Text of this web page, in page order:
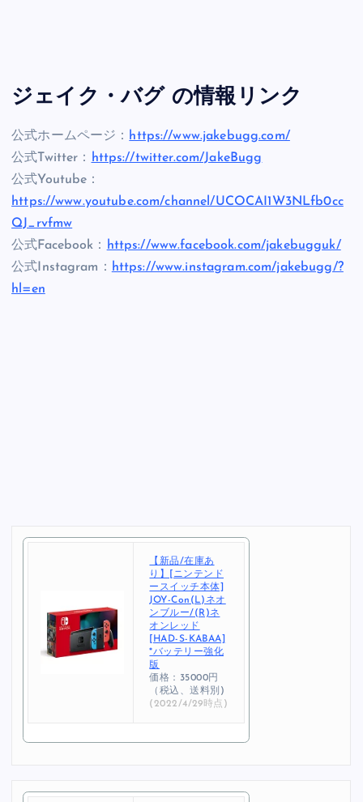
ジェイク・バグ の情報リンク
公式ホームページ： https://www.jakebugg.com/
公式Twitter：
https://twitter.com/JakeBugg
公式Youtube：
https://www.youtube.com/channel/UCOCAI1W3NLfb0cc
QJ_rvfmw
公式Facebook：
https://www.facebook.com/jakebugguk/
公式Instagram： https://www.instagram.com/jakebugg/?
hl=en
【新品/在庫あ
り】[ニンテンド
ースイッチ本体]
JOY-Con(L)ネオ
ンブルー/(R)ネ
オンレッド
[HAD-S-KABAA]
*バッテリー強化
版
価格：35000円
（税込、送料別)
(2022/4/29時点)